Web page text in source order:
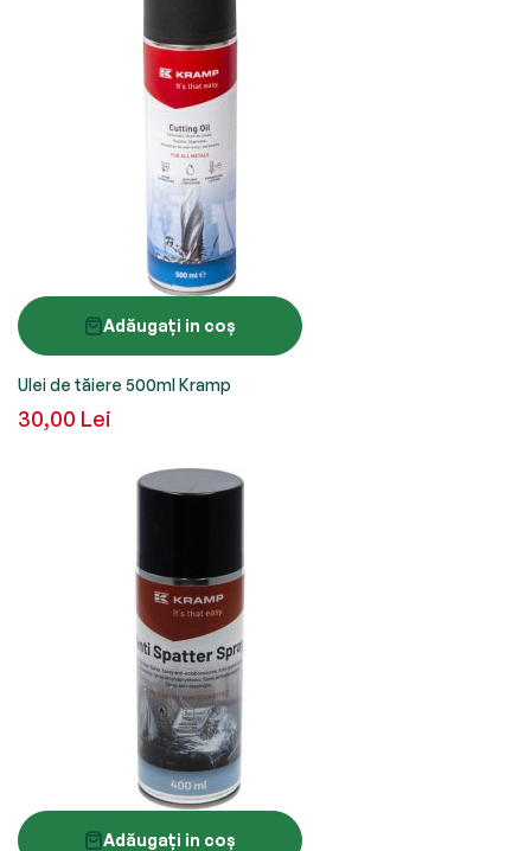
Adăugați in coș
Ulei de tăiere 500ml Kramp
30,00 Lei
Adăugați in coș